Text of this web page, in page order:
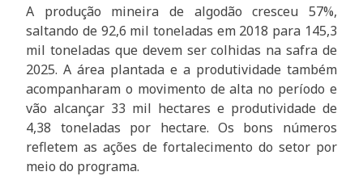
A produção mineira de algodão cresceu 57%,
saltando de 92,6 mil toneladas em 2018 para 145,3
mil toneladas que devem ser colhidas na safra de
2025. A área plantada e a produtividade também
acompanharam o movimento de alta no período e
vão alcançar 33 mil hectares e produtividade de
4,38 toneladas por hectare. Os bons números
refletem as ações de fortalecimento do setor por
meio do programa.